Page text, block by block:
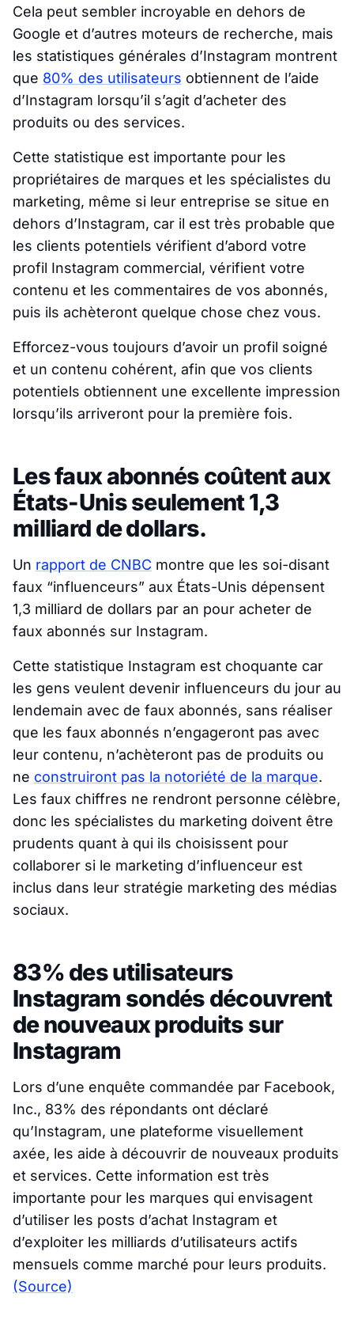
Cela peut sembler incroyable en dehors de
Google et d’autres moteurs de recherche, mais
les statistiques générales d’Instagram montrent
que 80% des utilisateurs obtiennent de l’aide
d’Instagram lorsqu’il s’agit d’acheter des
produits ou des services.
Cette statistique est importante pour les
propriétaires de marques et les spécialistes du
marketing, même si leur entreprise se situe en
dehors d’Instagram, car il est très probable que
les clients potentiels vérifient d’abord votre
profil Instagram commercial, vérifient votre
contenu et les commentaires de vos abonnés,
puis ils achèteront quelque chose chez vous.
Efforcez-vous toujours d’avoir un profil soigné
et un contenu cohérent, afin que vos clients
potentiels obtiennent une excellente impression
lorsqu’ils arriveront pour la première fois.
Les faux abonnés coûtent aux
États-Unis seulement 1,3
milliard de dollars.
Un rapport de CNBC montre que les soi-disant
faux “influenceurs” aux États-Unis dépensent
1,3 milliard de dollars par an pour acheter de
faux abonnés sur Instagram.
Cette statistique Instagram est choquante car
les gens veulent devenir influenceurs du jour au
lendemain avec de faux abonnés, sans réaliser
que les faux abonnés n’engageront pas avec
leur contenu, n’achèteront pas de produits ou
ne construiront pas la notoriété de la marque.
Les faux chiffres ne rendront personne célèbre,
donc les spécialistes du marketing doivent être
prudents quant à qui ils choisissent pour
collaborer si le marketing d’influenceur est
inclus dans leur stratégie marketing des médias
sociaux.
83% des utilisateurs
Instagram sondés découvrent
de nouveaux produits sur
Instagram
Lors d’une enquête commandée par Facebook,
Inc., 83% des répondants ont déclaré
qu’Instagram, une plateforme visuellement
axée, les aide à découvrir de nouveaux produits
et services. Cette information est très
importante pour les marques qui envisagent
d’utiliser les posts d’achat Instagram et
d’exploiter les milliards d’utilisateurs actifs
mensuels comme marché pour leurs produits.
(Source)